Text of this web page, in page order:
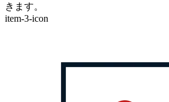
きます。
item-3-icon